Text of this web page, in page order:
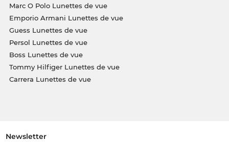
Marc O Polo Lunettes de vue
Emporio Armani Lunettes de vue
Guess Lunettes de vue
Persol Lunettes de vue
Boss Lunettes de vue
Tommy Hilfiger Lunettes de vue
Carrera Lunettes de vue
Newsletter